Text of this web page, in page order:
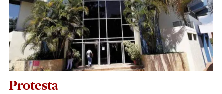
Protesta